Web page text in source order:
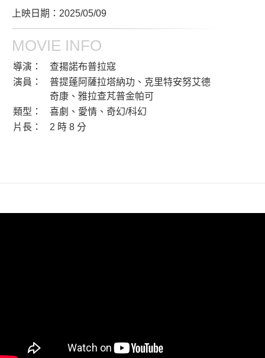
上映日期：2025/05/09
MOVIE INFO
導演：
查揚諾布普拉寇
演員：
普提蓬阿薩拉塔納功、克里特安努艾德
奇康、雅拉查芃普金帕可
類型：
喜劇、愛情、奇幻/科幻
片長：
2 時 8 分